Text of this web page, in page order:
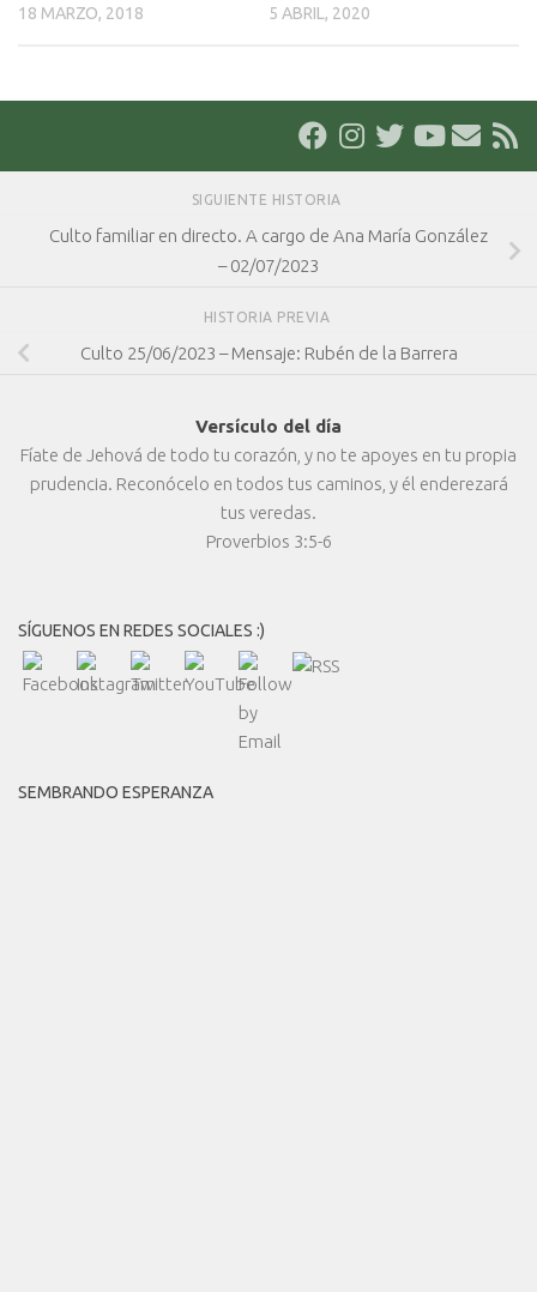
18 MARZO, 2018 5 ABRIL, 2020
SIGUIENTE HISTORIA
Culto familiar en directo. A cargo de Ana María González
– 02/07/2023
HISTORIA PREVIA
Culto 25/06/2023 – Mensaje: Rubén de la Barrera
Versículo del día
Fíate de Jehová de todo tu corazón, y no te apoyes en tu propia
prudencia. Reconócelo en todos tus caminos, y él enderezará
tus veredas.
Proverbios 3:5-6
SÍGUENOS EN REDES SOCIALES :)
SEMBRANDO ESPERANZA